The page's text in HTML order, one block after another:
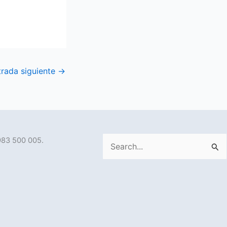
siguiente →
500 005.
Buscar
por: